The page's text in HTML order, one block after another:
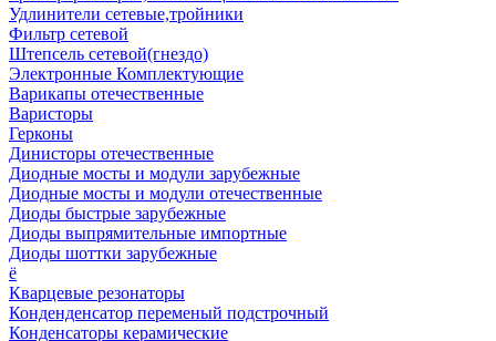
Удлинители сетевые,тройники
Фильтр сетевой
Штепсель сетевой(гнездо)
Электронные Комплектующие
Варикапы отечественные
Варисторы
Герконы
Динисторы отечественные
Диодные мосты и модули зарубежные
Диодные мосты и модули отечественные
Диоды быстрые зарубежные
Диоды выпрямительные импортные
Диоды шоттки зарубежные
ё
Кварцевые резонаторы
Конденденсатор переменый подстрочный
Конденсаторы керамические